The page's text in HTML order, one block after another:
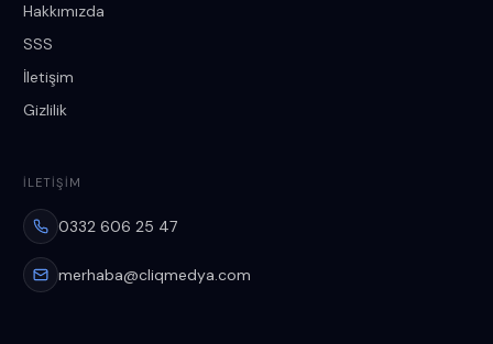
Hakkımızda
SSS
İletişim
Gizlilik
İLETIŞIM
0332 606 25 47
merhaba@cliqmedya.com